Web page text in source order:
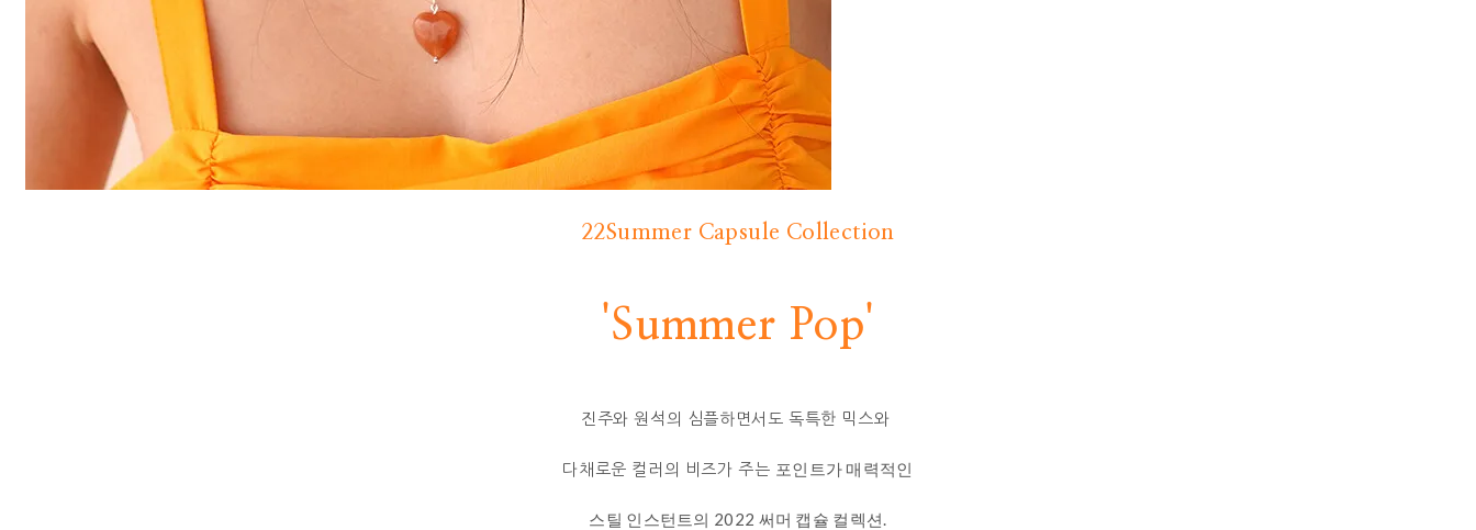
22Summer Capsule Collection
'Summer Pop'
진주와 원석의 심플하면서도 독특한 믹스와
다채로운 컬러의 비즈가 주는 포인트가 매력적인
스틸 인스턴트의 2022 써머 캡슐 컬렉션.